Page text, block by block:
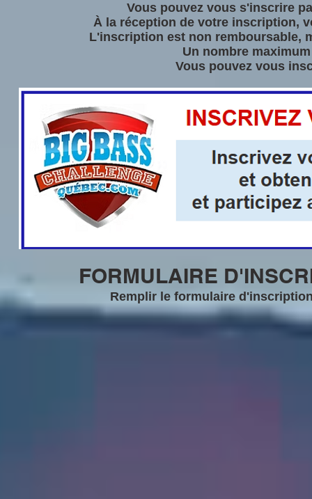
Vous pouvez vous s'inscrire
À la réception de votre inscription,
L'inscription est non remboursable,
Un nombre
Vous pouvez vous
FORMULAIRE
Remplir le formulaire